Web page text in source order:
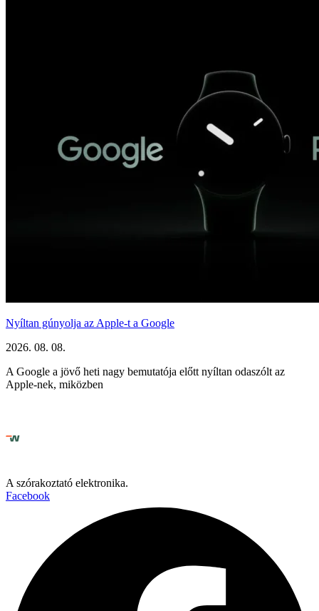
Nyíltan gúnyolja az Apple-t a Google
2026. 08. 08.
A Google a jövő heti nagy bemutatója előtt nyíltan odaszólt az
Apple-nek, miközben
A szórakoztató elektronika.
Facebook